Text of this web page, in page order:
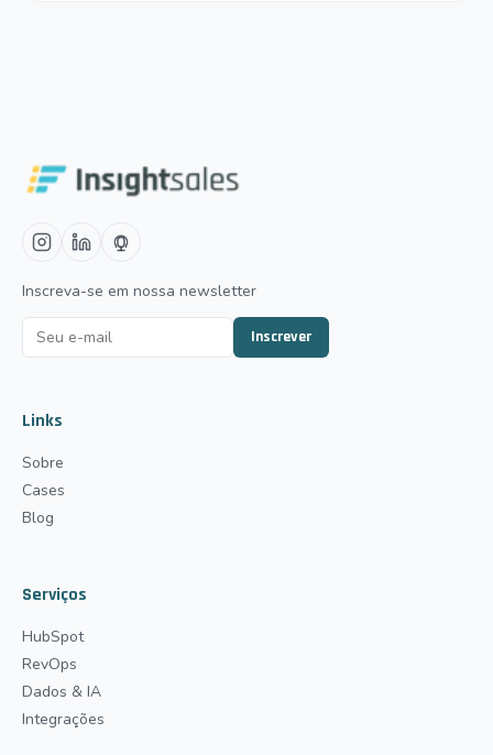
Inscreva-se em nossa newsletter
Inscrever
Links
Sobre
Cases
Blog
Serviços
HubSpot
RevOps
Dados & IA
Integrações